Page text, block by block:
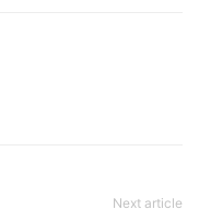
Next article